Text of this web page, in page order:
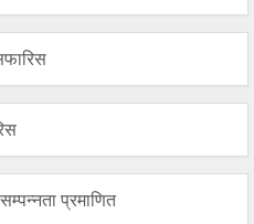
प्रमाणित